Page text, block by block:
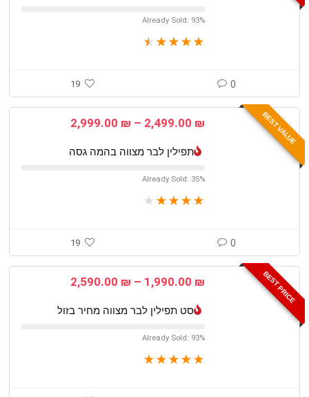
Already Sold: 93%
★
★
★
★
★
19 0
BEST VALUE
2,499.00 ₪
–
2,999.00 ₪
תפילין לבר מצווה בהמה גסה
Already Sold: 35%
★
★
★
★
★
19 0
BEST PRICE
1,990.00 ₪
–
2,590.00 ₪
סט תפילין לבר מצווה מחיר בזול
Already Sold: 93%
★
★
★
★
★